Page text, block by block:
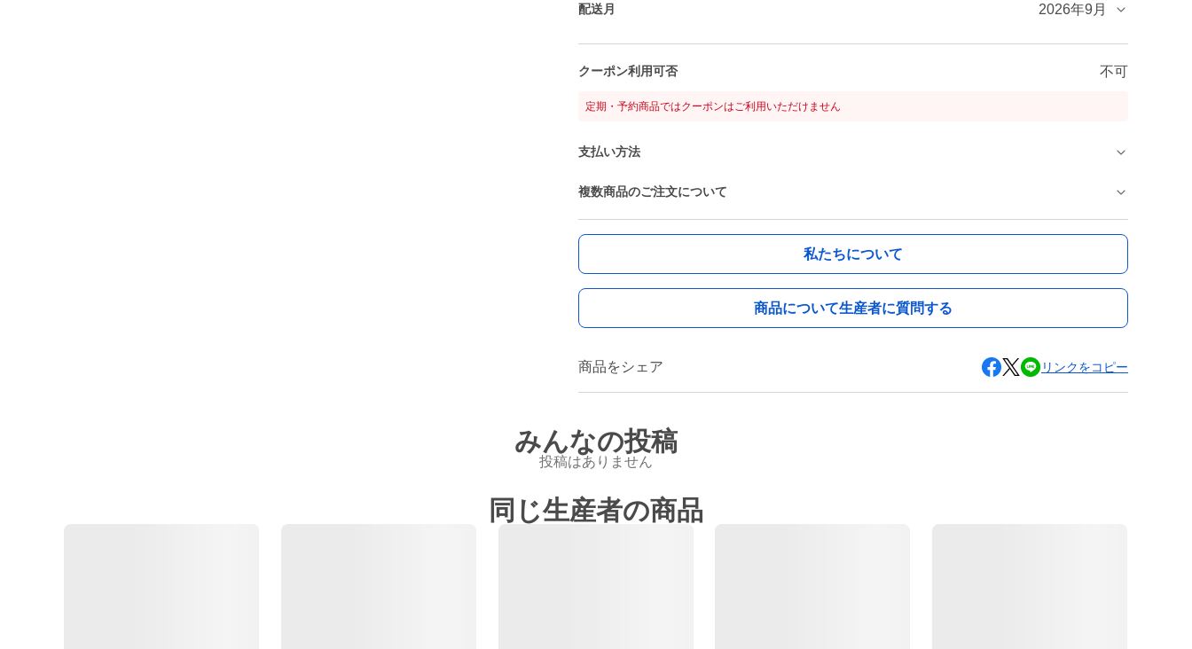
配送月 2026年9月
クーポン利用可否 不可
定期・予約商品ではクーポンはご利用いただけません
支払い方法
複数商品のご注文について
私たちについて
商品について生産者に質問する
商品をシェア リンクをコピー
みんなの投稿
投稿はありません
同じ生産者の商品